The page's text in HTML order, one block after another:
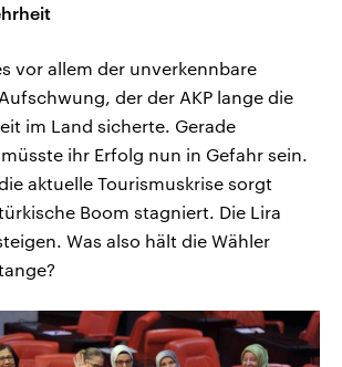
vor allem der unverkennbare
der der AKP lange die
im Land sicherte. Gerade
ihr Erfolg nun in Gefahr sein.
aktuelle Tourismuskrise sorgt
Boom stagniert. Die Lira
Was also hält die Wähler